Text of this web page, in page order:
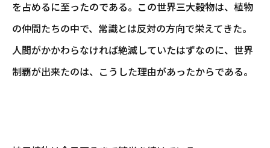
を占めるに至ったのである。この世界三大穀物は、植物
の仲間たちの中で、常識とは反対の方向で栄えてきた。
人間がかかわらなければ絶滅していたはずなのに、世界
制覇が出来たのは、こうした理由があったからである。